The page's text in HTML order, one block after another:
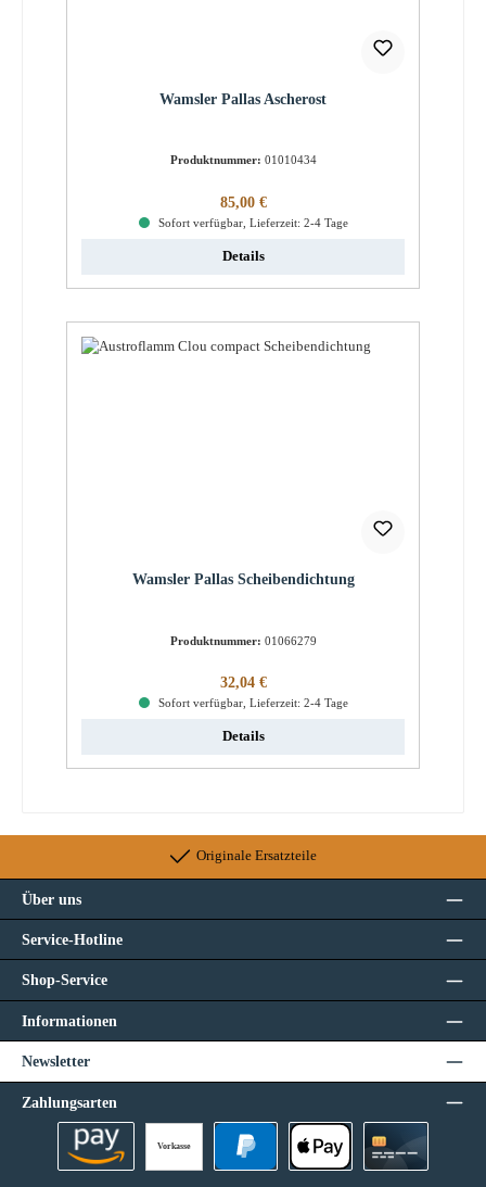
Wamsler Pallas Ascherost
Produktnummer: 01010434
Regulärer Preis:
85,00 €
Sofort verfügbar, Lieferzeit: 2-4 Tage
Details
Wamsler Pallas Scheibendichtung
Produktnummer: 01066279
Regulärer Preis:
32,04 €
Sofort verfügbar, Lieferzeit: 2-4 Tage
Details
Originale Ersatzteile
Über uns
Service-Hotline
Shop-Service
Informationen
Newsletter
Zahlungsarten
Vorkasse